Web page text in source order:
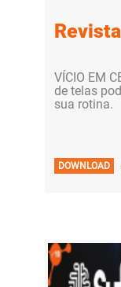
VÍCIO EM
de telas
sua rotina.
DOWNLOAD